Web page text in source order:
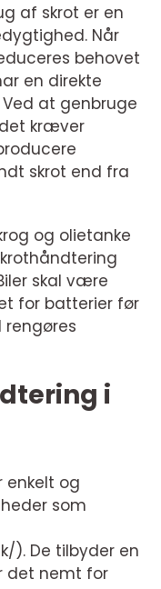
af skrot er en
Når
behovet
en direkte
at genbruge
kræver
skrot end fra
og olietanke
skal være
for batterier før
rengøres
i
enkelt og
som
). De tilbyder en
det nemt for